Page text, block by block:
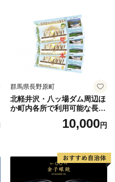
群馬県長野原町
北軽井沢・八ッ場ダム周辺ほ
か町内各所で利用可能な長野
原町ふるさと感謝券（3,000
円分）【トラベル 観光 旅行
10,000円